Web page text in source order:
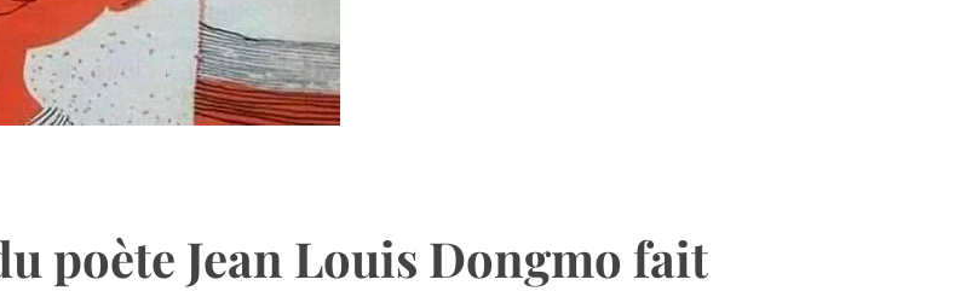
poète Jean Louis Dongmo fait